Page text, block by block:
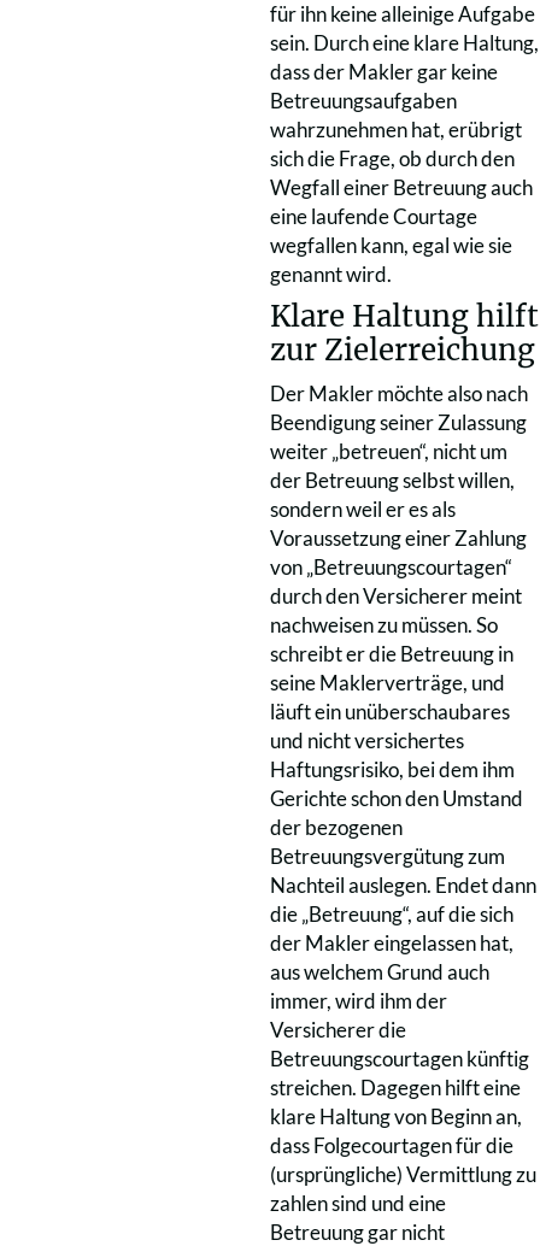
für ihn keine alleinige Aufgabe
sein. Durch eine klare Haltung,
dass der Makler gar keine
Betreuungsaufgaben
wahrzunehmen hat, erübrigt
sich die Frage, ob durch den
Wegfall einer Betreuung auch
eine laufende Courtage
wegfallen kann, egal wie sie
genannt wird.
Klare Haltung hilft
zur Zielerreichung
Der Makler möchte also nach
Beendigung seiner Zulassung
weiter „betreuen“, nicht um
der Betreuung selbst willen,
sondern weil er es als
Voraussetzung einer Zahlung
von „Betreuungscourtagen“
durch den Versicherer meint
nachweisen zu müssen. So
schreibt er die Betreuung in
seine Maklerverträge, und
läuft ein unüberschaubares
und nicht versichertes
Haftungsrisiko, bei dem ihm
Gerichte schon den Umstand
der bezogenen
Betreuungsvergütung zum
Nachteil auslegen. Endet dann
die „Betreuung“, auf die sich
der Makler eingelassen hat,
aus welchem Grund auch
immer, wird ihm der
Versicherer die
Betreuungscourtagen künftig
streichen. Dagegen hilft eine
klare Haltung von Beginn an,
dass Folgecourtagen für die
(ursprüngliche) Vermittlung zu
zahlen sind und eine
Betreuung gar nicht